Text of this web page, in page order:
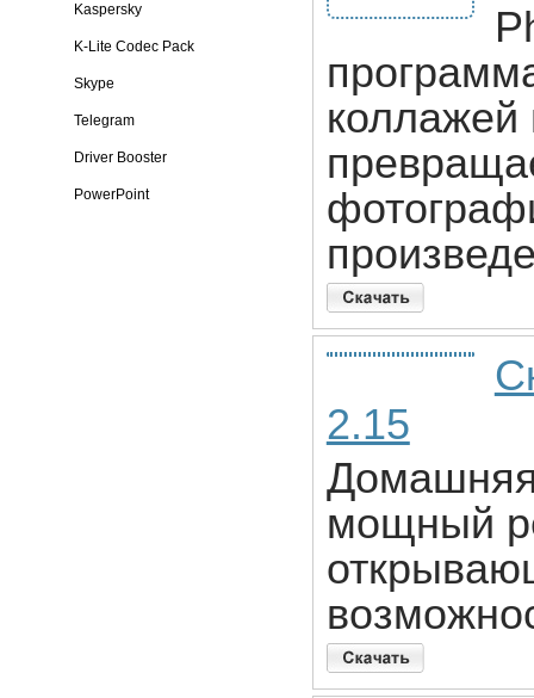
Kaspersky
K-Lite Codec Pack
Skype
Telegram
Driver Booster
PowerPoint
коллажей
2.15
Домашняя
мощный